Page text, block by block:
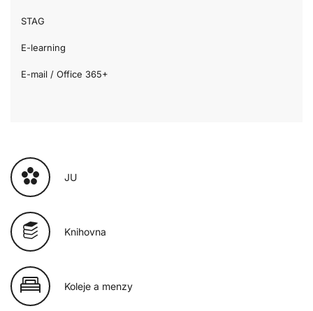
STAG
E-learning
E-mail / Office 365+
JU
Knihovna
Koleje a menzy